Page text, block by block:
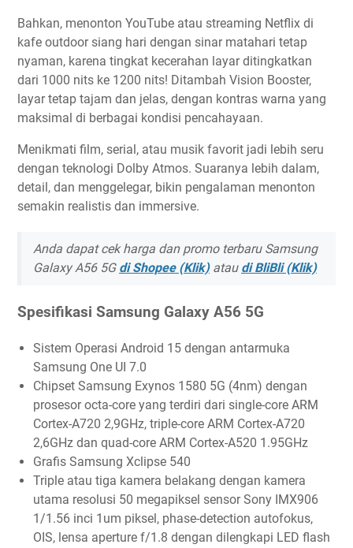
Bahkan, menonton YouTube atau streaming Netflix di
kafe outdoor siang hari dengan sinar matahari tetap
nyaman, karena tingkat kecerahan layar ditingkatkan
dari 1000 nits ke 1200 nits! Ditambah Vision Booster,
layar tetap tajam dan jelas, dengan kontras warna yang
maksimal di berbagai kondisi pencahayaan.
Menikmati film, serial, atau musik favorit jadi lebih seru
dengan teknologi Dolby Atmos. Suaranya lebih dalam,
detail, dan menggelegar, bikin pengalaman menonton
semakin realistis dan immersive.
Anda dapat cek harga dan promo terbaru Samsung
Galaxy A56 5G di Shopee (Klik)atau di BliBli (Klik)
Spesifikasi Samsung Galaxy A56 5G
Sistem Operasi Android 15 dengan antarmuka
Samsung One UI 7.0
Chipset Samsung Exynos 1580 5G (4nm) dengan
prosesor octa-core yang terdiri dari single-core ARM
Cortex-A720 2,9GHz, triple-core ARM Cortex-A720
2,6GHz dan quad-core ARM Cortex-A520 1.95GHz
Grafis Samsung Xclipse 540
Triple atau tiga kamera belakang dengan kamera
utama resolusi 50 megapiksel sensor Sony IMX906
1/1.56 inci 1um piksel, phase-detection autofokus,
OIS, lensa aperture f/1.8 dengan dilengkapi LED flash